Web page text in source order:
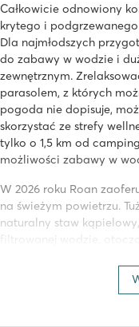
Całkowicie odnowiony
krytego i
Dla najmłodszych
do zabawy w wodzie i
zewnętrznym.
parasolem, z których
pogoda nie dopisuje,
skorzystać ze strefy
tylko o 1,5 km od
możliwości zabawy w
W 2026 roku Roan
na świeżym powietrzu.
naturalny staw
filtrowanej wodzie,
odprężenia. Delikatnie
długości lub po prostu
wyłącznie dla gości w